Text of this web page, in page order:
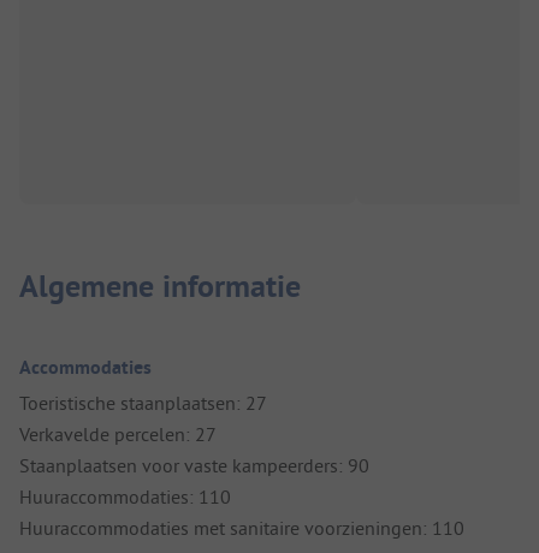
Algemene informatie
Accommodaties
Toeristische staanplaatsen: 27
Verkavelde percelen: 27
Staanplaatsen voor vaste kampeerders: 90
Huuraccommodaties: 110
Huuraccommodaties met sanitaire voorzieningen: 110